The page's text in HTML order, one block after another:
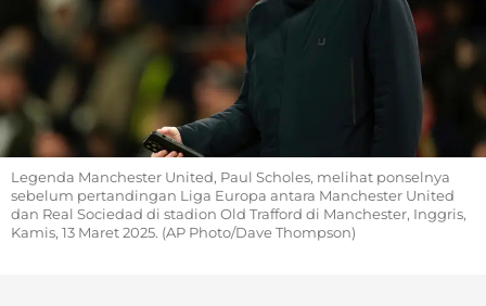
Legenda Manchester United, Paul Scholes, melihat ponselnya
sebelum pertandingan Liga Europa antara Manchester United
dan Real Sociedad di stadion Old Trafford di Manchester, Inggris,
Kamis, 13 Maret 2025. (AP Photo/Dave Thompson)